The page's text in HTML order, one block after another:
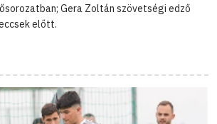
Gera Zoltán szövetségi edző
előtt.